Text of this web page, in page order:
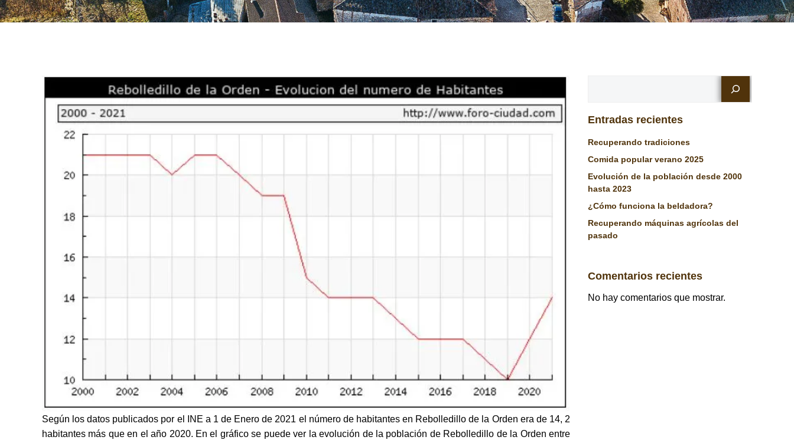
Según los datos publicados por el INE a 1 de Enero de 2021 el número de habitantes en Rebolledillo de la Orden era de 14, 2
habitantes más que en el año 2020. En el gráfico se puede ver la evolución de la población de Rebolledillo de la Orden entre
Entradas recientes
Recuperando tradiciones
Comida popular verano 2025
Evolución de la población desde 2000
hasta 2023
¿Cómo funciona la beldadora?
Recuperando máquinas agrícolas del
pasado
Comentarios recientes
No hay comentarios que mostrar.